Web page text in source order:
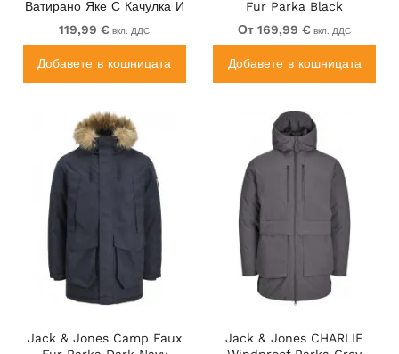
Ватирано Яке С Качулка И
Подплата От Шерпа
Тъмносиньо
119,99 € вкл. ДДС
Добавете в кошницата
Fur Parka Black
От 169,99 € вкл. ДДС
Добавете в кошницата
Jack & Jones Camp Faux
Jack & Jones CHARLIE